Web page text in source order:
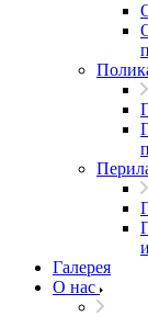
Галерея
О нас